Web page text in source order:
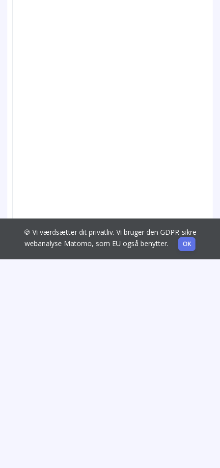
🍪 Vi værdsætter dit privatliv. Vi bruger den GDPR-sikre
webanalyse Matomo, som EU også benytter.
OK